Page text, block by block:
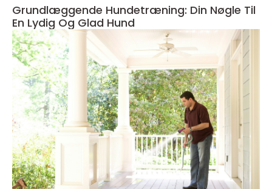
Grundlæggende Hundetræning: Din Nøgle Til
En Lydig Og Glad Hund